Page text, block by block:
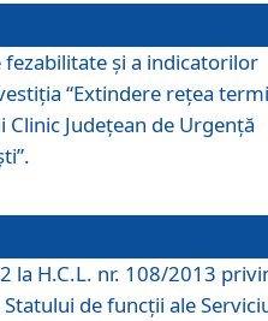
și a indicatorilor
“Extindere rețea
Județean de Urgență
la H.C.L. nr. 108/2013
de funcții ale